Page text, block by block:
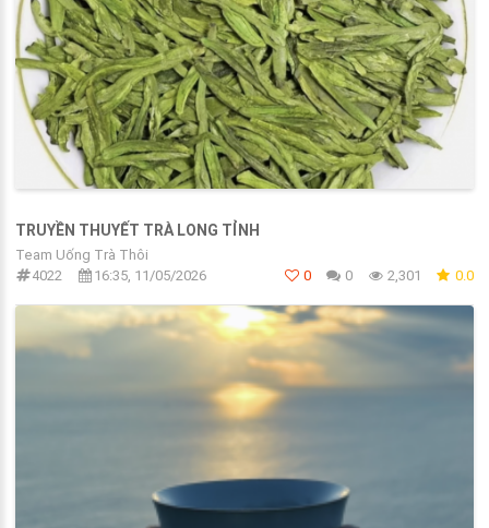
TRUYỀN THUYẾT TRÀ LONG TỈNH
Team Uống Trà Thôi
4022
16:35, 11/05/2026 0 0 2,301 0.0